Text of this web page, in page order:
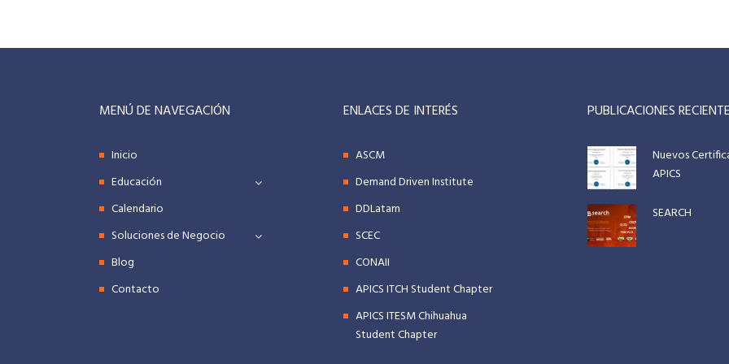
MENÚ DE NAVEGACIÓN
Inicio
Educación
Calendario
Soluciones de Negocio
Blog
Contacto
ENLACES DE INTERÉS
ASCM
Demand Driven Institute
DDLatam
SCEC
CONAII
APICS ITCH Student Chapter
APICS ITESM Chihuahua
Student Chapter
PUBLICACIONES
Nuevos
APICS
SEARCH